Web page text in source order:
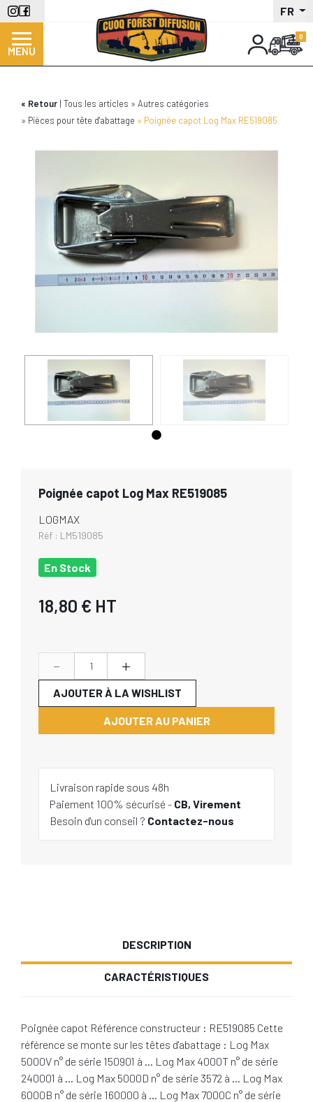
Aller
au
contenu
principal
FR
MENU
Retour Tous les articles
Autres catégories
Pièces pour tête d'abattage
Poignée capot Log Max RE519085
Poignée capot Log Max RE519085
LOGMAX
Réf : LM519085
En Stock
18,80 € HT
- +
AJOUTER AU PANIER
AJOUTER À LA WISHLIST
Livraison rapide sous 48h
Paiement 100% sécurisé - CB, Virement
Besoin d'un conseil ? Contactez-nous
DESCRIPTION
CARACTÉRISTIQUES
Poignée capot Référence constructeur : RE519085 Cette
référence se monte sur les têtes d'abattage : Log Max
5000V n° de série 150901 à … Log Max 4000T n° de série
240001 à … Log Max 5000D n° de série 3572 à … Log Max
6000B n° de série 160000 à … Log Max 7000C n° de série